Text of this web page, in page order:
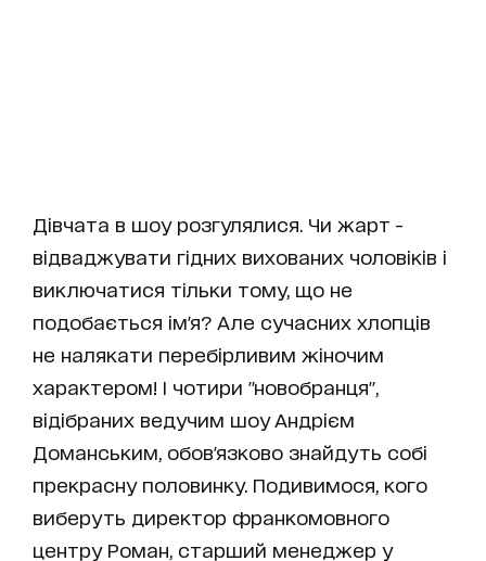
Дівчата в шоу розгулялися. Чи жарт -
відваджувати гідних вихованих чоловіків і
виключатися тільки тому, що не
подобається ім'я? Але сучасних хлопців
не налякати перебірливим жіночим
характером! І чотири "новобранця",
відібраних ведучим шоу Андрієм
Доманським, обов'язково знайдуть собі
прекрасну половинку. Подивимося, кого
виберуть директор франкомовного
центру Роман, старший менеджер у